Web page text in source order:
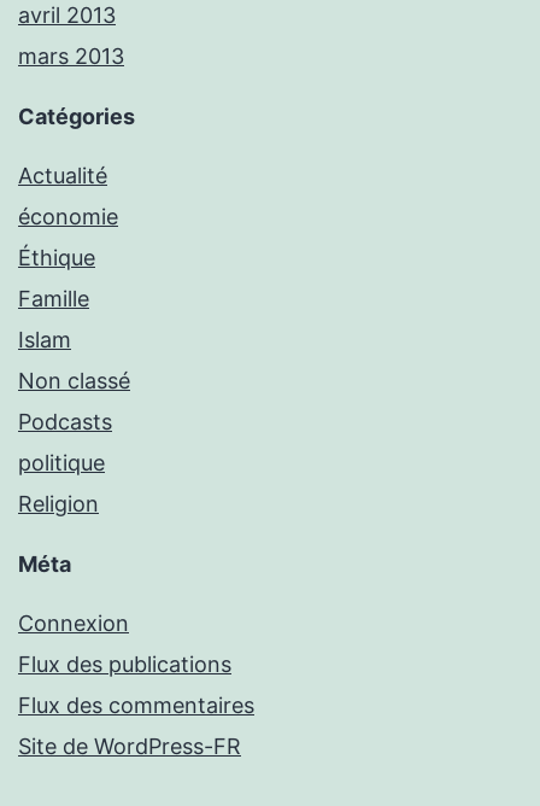
avril 2013
mars 2013
Catégories
Actualité
économie
Éthique
Famille
Islam
Non classé
Podcasts
politique
Religion
Méta
Connexion
Flux des publications
Flux des commentaires
Site de WordPress-FR